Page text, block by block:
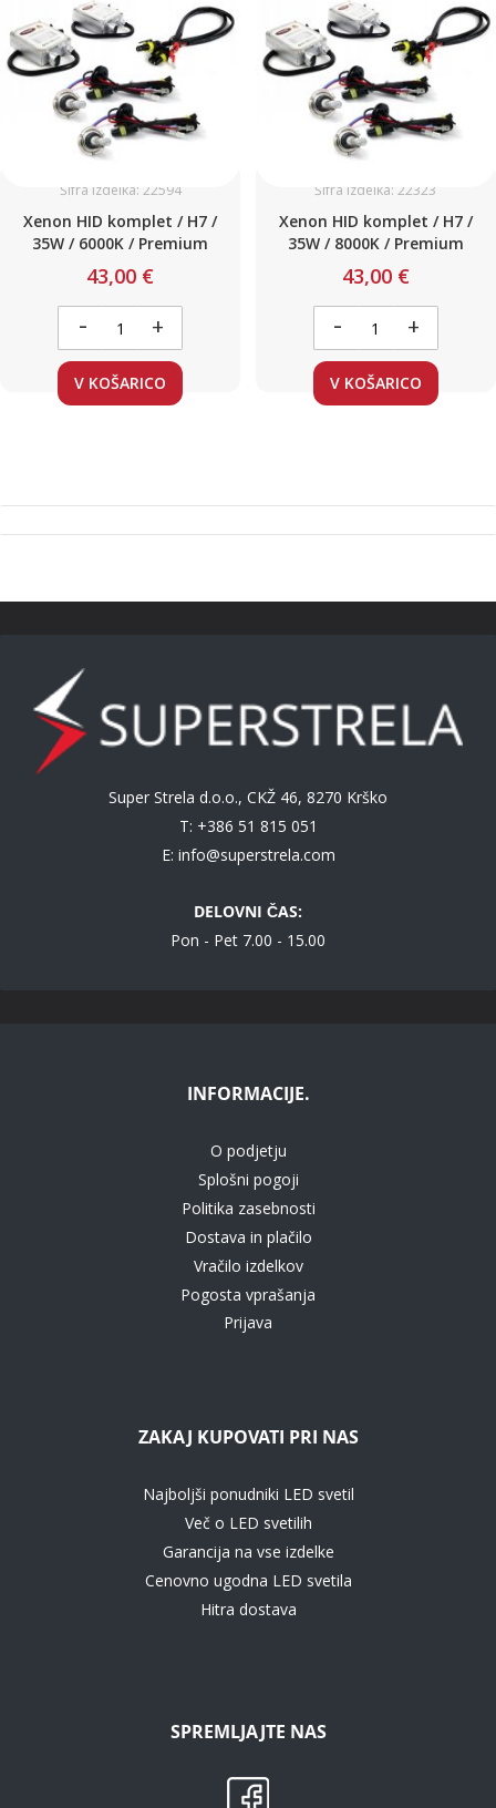
Šifra izdelka: 22594
Xenon HID komplet / H7 /
35W / 6000K / Premium
43,00 €
- +
V KOŠARICO
Šifra izdelka: 22323
Xenon HID komplet / H7 /
35W / 8000K / Premium
43,00 €
- +
V KOŠARICO
Super Strela d.o.o., CKŽ 46, 8270 Krško
T: +386 51 815 051
E: info@superstrela.com
DELOVNI ČAS:
Pon - Pet 7.00 - 15.00
INFORMACIJE.
O podjetju
Splošni pogoji
Politika zasebnosti
Dostava in plačilo
Vračilo izdelkov
Pogosta vprašanja
Prijava
ZAKAJ KUPOVATI PRI NAS
Najboljši ponudniki LED svetil
Več o LED svetilih
Garancija na vse izdelke
Cenovno ugodna LED svetila
Hitra dostava
SPREMLJAJTE NAS